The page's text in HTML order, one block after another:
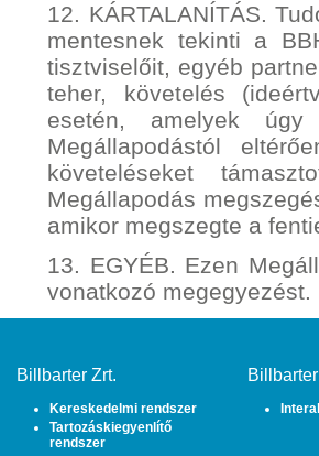
12. KÁRTALANÍTÁS.
mentesnek tekinti a
tisztviselőit, egyéb
teher, követelés
esetén, amelyek
Megállapodástól
követeléseket
Megállapodás
amikor megszegte a
13. EGYÉB. Ezen
vonatkozó megegyezést.
Billbarter Zrt.
Kereskedelmi rendszer
Tartozáskiegyenlítő
rendszer